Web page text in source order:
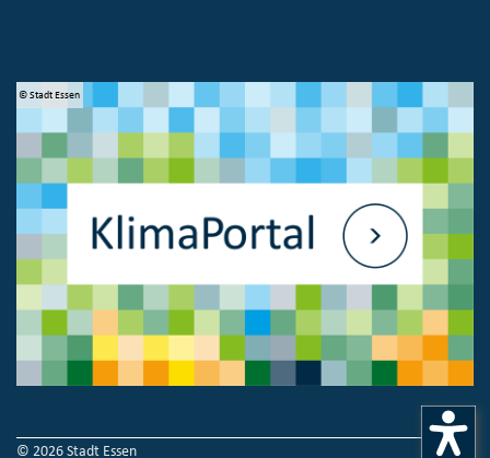
© Stadt Essen
© 2026 Stadt Essen